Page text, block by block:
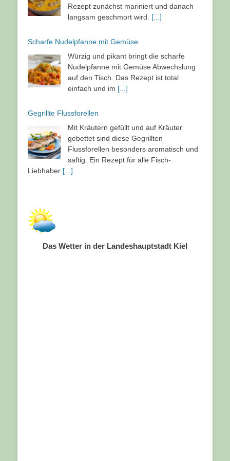
Rezept zunächst mariniert und danach
langsam geschmort wird. [...]
Scharfe Nudelpfanne mit Gemüse
Würzig und pikant bringt die scharfe
Nudelpfanne mit Gemüse Abwechslung
auf den Tisch. Das Rezept ist total
einfach und im [...]
Gegrillte Flussforellen
Mit Kräutern gefüllt und auf Kräuter
gebettet sind diese Gegrillten
Flussforellen besonders aromatisch und
saftig. Ein Rezept für alle Fisch-
Liebhaber [...]
Das Wetter in der Landeshauptstadt Kiel